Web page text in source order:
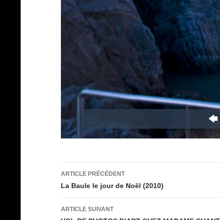
Navigation
des
articles
ARTICLE PRÉCÉDENT
La Baule le jour de Noël (2010)
ARTICLE SUIVANT